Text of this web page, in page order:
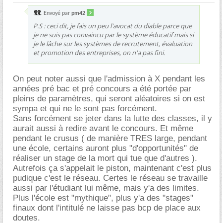
Envoyé par pm42
P.S : ceci dit, je fais un peu l'avocat du diable parce que
je ne suis pas convaincu par le système éducatif mais si
je le lâche sur les systèmes de recrutement, évaluation
et promotion des entreprises, on n'a pas fini.
On peut noter aussi que l'admission à X pendant les
années pré bac et pré concours a été portée par
pleins de paramètres, qui seront aléatoires si on est
sympa et qui ne le sont pas forcément.
Sans forcément se jeter dans la lutte des classes, il y
aurait aussi à redire avant le concours. Et même
pendant le crusus ( de manière TRES large, pendant
une école, certains auront plus "d'opportunités" de
réaliser un stage de la mort qui tue que d'autres ).
Autrefois ça s'appelait le piston, maintenant c'est plus
pudique c'est le réseau. Certes le réseau se travaille
aussi par l'étudiant lui même, mais y'a des limites.
Plus l'école est "mythique", plus y'a des "stages"
finaux dont l'intitulé ne laisse pas bcp de place aux
doutes.